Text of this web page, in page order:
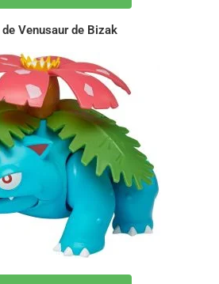
Venusaur de Bizak